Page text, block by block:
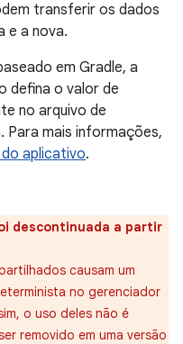
transferir os dados
e a nova.
em Gradle, a
defina o valor de
no arquivo de
Para mais informações,
aplicativo.
descontinuada a partir
causam um
no gerenciador
o uso deles não é
removido em uma versão